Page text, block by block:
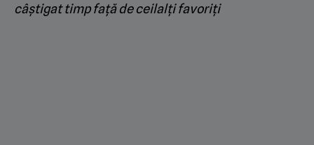
câștigat timp față de ceilalți favoriți